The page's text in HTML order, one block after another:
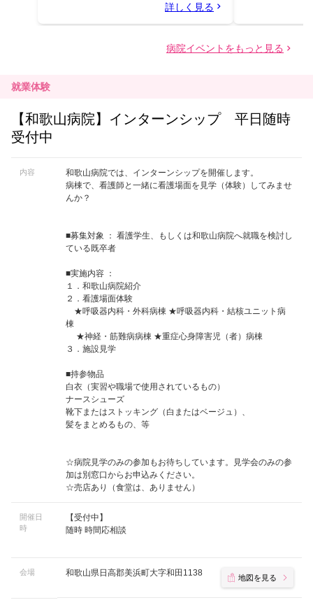
就業体験
【和歌山病院】インターンシップ 平日随時
受付中
内容
和歌山病院では、インターンシップを開催します。
病棟で、看護師と一緒に看護場面を見学（体験）してみませ
んか？
■募集対象 ： 看護学生、もしくは和歌山病院へ就職を検討し
ている既卒者
■実施内容 ：
１．和歌山病院紹介
２．看護場面体験
★呼吸器内科・外科病棟 ★呼吸器内科・結核ユニット病
棟
★神経・筋難病病棟 ★重症心身障害児（者）病棟
３．施設見学
■持参物品
白衣（実習や職場で使用されているもの）
ナースシューズ
靴下またはストッキング（白またはベージュ）、
髪をまとめるもの、等
☆病院見学のみの参加もお待ちしています。見学会のみの参
加は別窓口からお申込みください。
☆売店あり（食堂は、ありません）
開催日
時
【受付中】
随時 時間応相談
会場 和歌山県日高郡美浜町大字和田1138 地図を見る